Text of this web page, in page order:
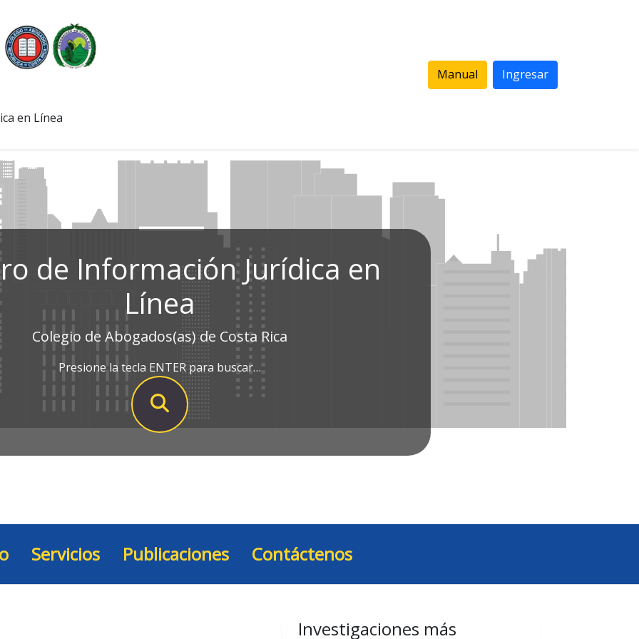
en Línea
Manual Ingresar
de Información Jurídica en
Línea
Colegio de Abogados(as) de Costa Rica
Presione la tecla ENTER para buscar…
Servicios Publicaciones Contáctenos
Investigaciones más